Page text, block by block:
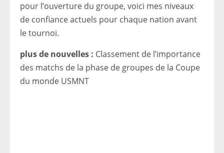
pour l’ouverture du groupe, voici mes niveaux
de confiance actuels pour chaque nation avant
le tournoi.
plus de nouvelles : Classement de l’importance
des matchs de la phase de groupes de la Coupe
du monde USMNT